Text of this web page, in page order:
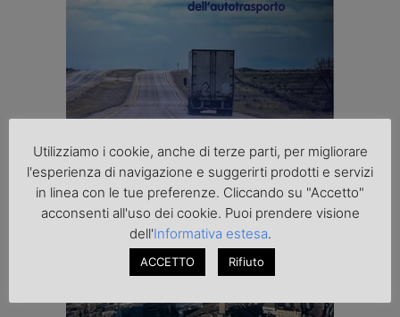
Utilizziamo i cookie, anche di terze parti, per migliorare
l'esperienza di navigazione e suggerirti prodotti e servizi
in linea con le tue preferenze. Cliccando su "Accetto"
acconsenti all'uso dei cookie. Puoi prendere visione
dell'Informativa estesa.
ACCETTO Rifiuto